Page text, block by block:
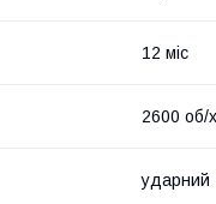
12 міс
2600 об/
ударний